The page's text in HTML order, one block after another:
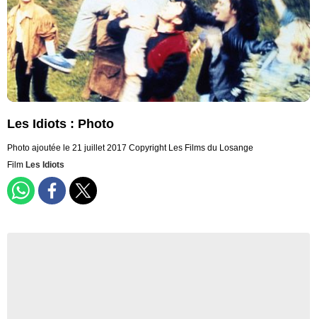
Les Idiots : Photo
Photo ajoutée le 21 juillet 2017 Copyright Les Films du Losange
Film Les Idiots